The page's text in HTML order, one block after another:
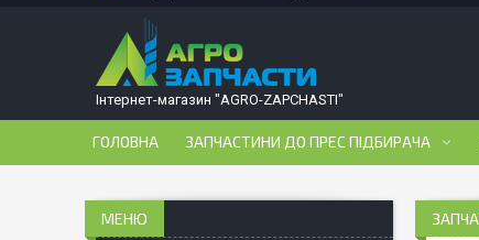
Інтернет-магазин "AGRO-ZAPCHASTI"
ГОЛОВНА ЗАПЧАСТИНИ ДО ПРЕС ПІДБИРАЧА